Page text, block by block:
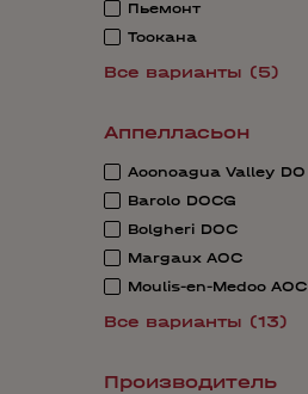
Пьемонт
Тоскана
Все варианты (5)
Аппелласьон
Aconcagua Valley DO
Barolo DOCG
Bolgheri DOC
Margaux AOC
Moulis-en-Medoc AOС
Все варианты (13)
Производитель